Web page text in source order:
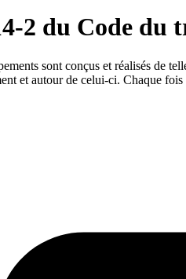
2 du Code du
sont conçus et réalisés de
et autour de celui-ci. Chaque